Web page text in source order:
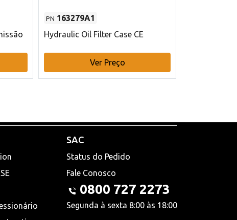
PN 163279A1
Hydraulic Oil Filter Case CE
Ver Preço
SAC
Status do Pedido
Fale Conosco
0800 727 2273
Segunda à sexta 8:00 às 18:00